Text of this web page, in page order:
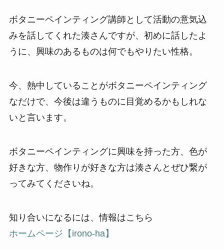
ボタニーペインティング講師として活動の意気込
みを話してくれた湊さんですが、初めに話したよ
うに、興味のあるものは何でもやりたい性格。
今、熱中していることがボタニーペインティング
なだけで、今後は違うものに目覚めるかもしれな
いと言います。
ボタニーペインティングに興味を持った方、色が
好きな方、物作りが好きな方は湊さんとぜひ繋が
ってみてくださいね。
知り合いになるには、情報はこちら
ホームページ【irono-ha】